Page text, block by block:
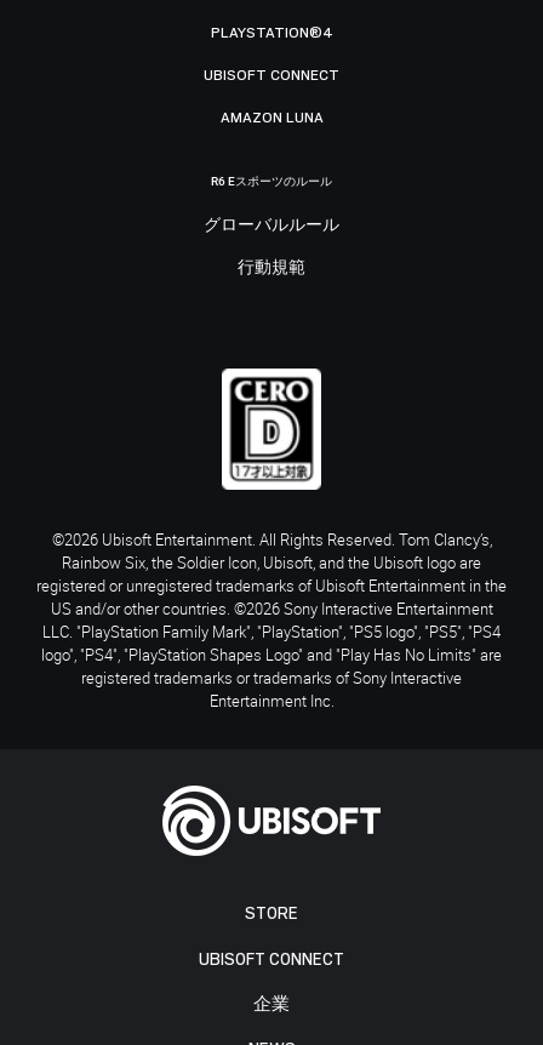
STORE
UBISOFT CONNECT
企業
PLAYSTATION®4
UBISOFT CONNECT
AMAZON LUNA
R6 Eスポーツのルール
グローバルルール
行動規範
©2026 Ubisoft Entertainment. All Rights Reserved. Tom Clancy’s,
Rainbow Six, the Soldier Icon, Ubisoft, and the Ubisoft logo are
registered or unregistered trademarks of Ubisoft Entertainment in the
US and/or other countries. ©2026 Sony Interactive Entertainment
LLC. "PlayStation Family Mark", "PlayStation", "PS5 logo", "PS5", "PS4
logo", "PS4", "PlayStation Shapes Logo" and "Play Has No Limits" are
registered trademarks or trademarks of Sony Interactive
Entertainment Inc.